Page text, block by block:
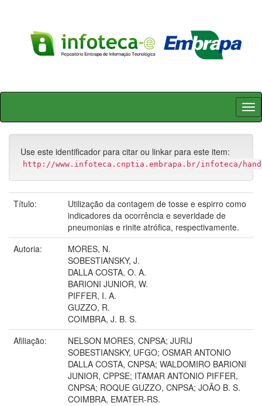
Skip
Use este identificador para citar ou linkar para este item:
http://www.infoteca.cnptia.embrapa.br/infoteca/
Título:
Utilização da contagem de tosse e espirro como
indicadores da ocorrência e severidade de
pneumonias e rinite atrófica, respectivamente.
Autoria:
MORES, N.
SOBESTIANSKY, J.
DALLA COSTA, O. A.
BARIONI JUNIOR, W.
PIFFER, I. A.
GUZZO, R.
COIMBRA, J. B. S.
Afiliação:
NELSON MORES, CNPSA; JURIJ
SOBESTIANSKY, UFGO; OSMAR ANTONIO
DALLA COSTA, CNPSA; WALDOMIRO BARIONI
JUNIOR, CPPSE; ITAMAR ANTONIO PIFFER,
CNPSA; ROQUE GUZZO, CNPSA; JOÃO B. S.
COIMBRA, EMATER-RS.